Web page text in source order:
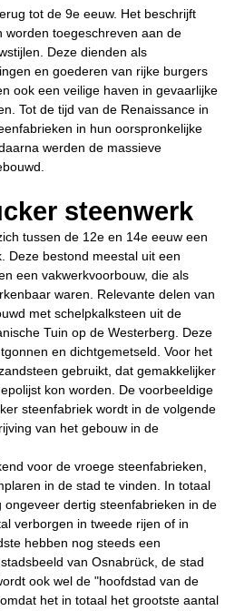
tot de 9e eeuw. Het beschrijft
worden toegeschreven aan de
Deze dienden als
en goederen van rijke burgers
ook een veilige haven in gevaarlijke
Tot de tijd van de Renaissance in
in hun oorspronkelijke
werden de massieve
steenwerk
tussen de 12e en 14e eeuw een
Deze bestond meestal uit een
een vakwerkvoorbouw, die als
waren. Relevante delen van
met schelpkalksteen uit de
Tuin op de Westerberg. Deze
en dichtgemetseld. Voor het
gebruikt, dat gemakkelijker
kon worden. De voorbeeldige
steenfabriek wordt in de volgende
van het gebouw in de
voor de vroege steenfabrieken,
in de stad te vinden. In totaal
dertig steenfabrieken in de
verborgen in tweede rijen of in
hebben nog steeds een
van Osnabrück, de stad
ook wel de "hoofdstad van de
het in totaal het grootste aantal